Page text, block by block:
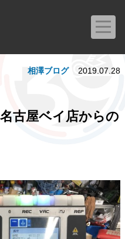
古屋ベイ店からの
相澤ブログ 2019.07.28